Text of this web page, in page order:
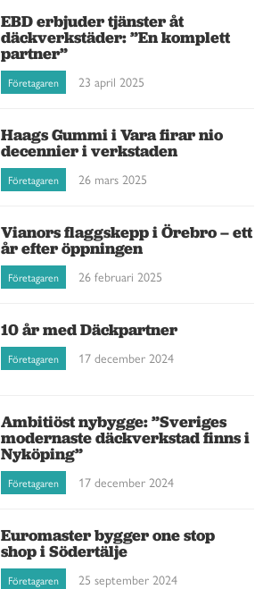
EBD erbjuder tjänster åt
däckverkstäder: ”En komplett
partner”
Företagaren 23 april 2025
Haags Gummi i Vara firar nio
decennier i verkstaden
Företagaren 26 mars 2025
Vianors flaggskepp i Örebro – ett
år efter öppningen
Företagaren 26 februari 2025
10 år med Däckpartner
Företagaren 17 december 2024
Ambitiöst nybygge: ”Sveriges
modernaste däckverkstad finns i
Nyköping”
Företagaren 17 december 2024
Euromaster bygger one stop
shop i Södertälje
Företagaren 25 september 2024